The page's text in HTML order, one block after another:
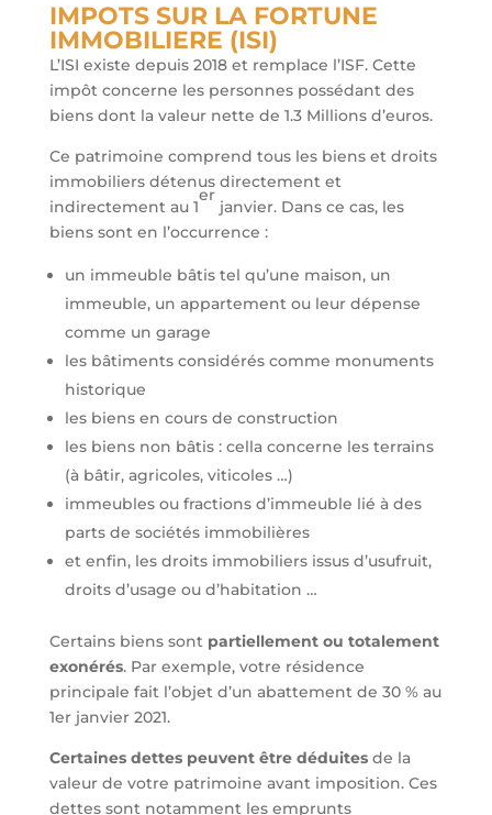
IMPOTS SUR LA FORTUNE
IMMOBILIERE (ISI)
L’ISI existe depuis 2018 et remplace l’ISF. Cette
impôt concerne les personnes possédant des
biens dont la valeur nette de 1.3 Millions d’euros.
Ce patrimoine comprend tous les biens et droits
immobiliers détenus directement et
indirectement au 1
er
janvier. Dans ce cas, les
biens sont en l’occurrence :
un immeuble bâtis tel qu’une maison, un
immeuble, un appartement ou leur dépense
comme un garage
les bâtiments considérés comme monuments
historique
les biens en cours de construction
les biens non bâtis : cella concerne les terrains
(à bâtir, agricoles, viticoles …)
immeubles ou fractions d’immeuble lié à des
parts de sociétés immobilières
et enfin, les droits immobiliers issus d’usufruit,
droits d’usage ou d’habitation …
Certains biens sont partiellement ou totalement
exonérés. Par exemple, votre résidence
principale fait l’objet d’un abattement de 30 % au
1er janvier 2021.
Certaines dettes peuvent être déduitesde la
valeur de votre patrimoine avant imposition. Ces
dettes sont notamment les emprunts